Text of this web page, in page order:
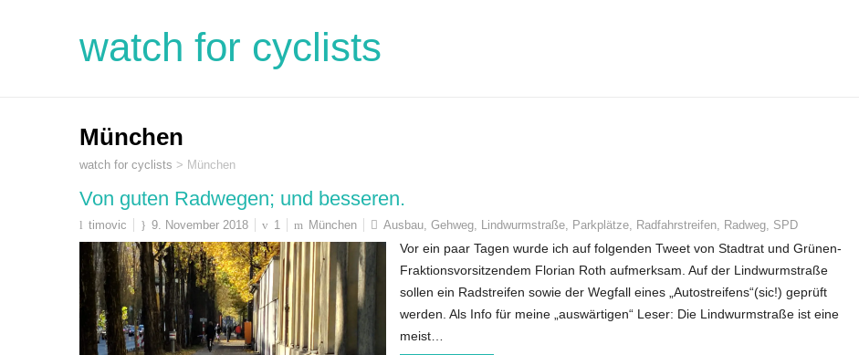
watch for cyclists
München
watch for cyclists > München
Von guten Radwegen; und besseren.
timovic 9. November 2018 1 München Ausbau, Gehweg, Lindwurmstraße, Parkplätze, Radfahrstreifen, Radweg, SPD
Vor ein paar Tagen wurde ich auf folgenden Tweet von Stadtrat und Grünen-
Fraktionsvorsitzendem Florian Roth aufmerksam. Auf der Lindwurmstraße
sollen ein Radstreifen sowie der Wegfall eines „Autostreifens“(sic!) geprüft
werden. Als Info für meine „auswärtigen“ Leser: Die Lindwurmstraße ist eine
meist…